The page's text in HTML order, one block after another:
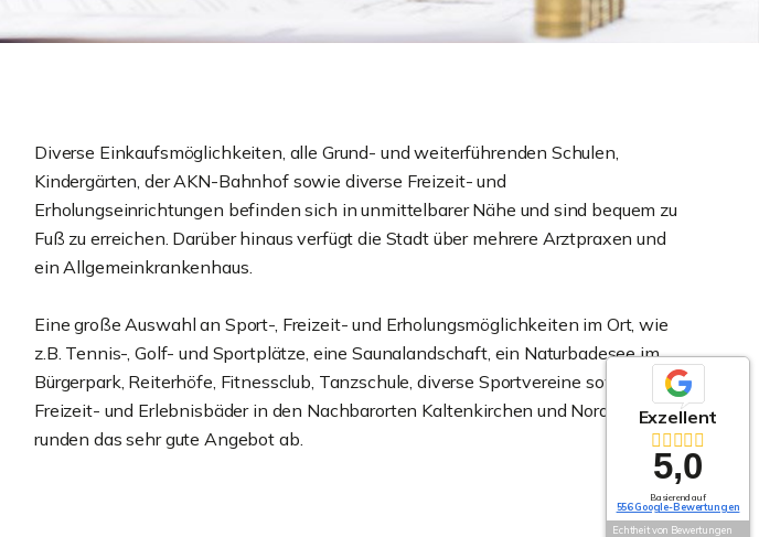
Diverse Einkaufsmöglichkeiten, alle Grund- und weiterführenden Schulen,
Kindergärten, der AKN-Bahnhof sowie diverse Freizeit- und
Erholungseinrichtungen befinden sich in unmittelbarer Nähe und sind bequem zu
Fuß zu erreichen. Darüber hinaus verfügt die Stadt über mehrere Arztpraxen und
ein Allgemeinkrankenhaus.
Eine große Auswahl an Sport-, Freizeit- und Erholungsmöglichkeiten im Ort, wie
z.B. Tennis-, Golf- und Sportplätze, eine Saunalandschaft, ein Naturbadesee im
Bürgerpark, Reiterhöfe, Fitnessclub, Tanzschule, diverse Sportvereine sowie zwei
Freizeit- und Erlebnisbäder in den Nachbarorten Kaltenkirchen und Norderstedt
runden das sehr gute Angebot ab.
Exzellent
5,0
Basierend auf
556 Google-Bewertungen
Echtheit von Bewertungen